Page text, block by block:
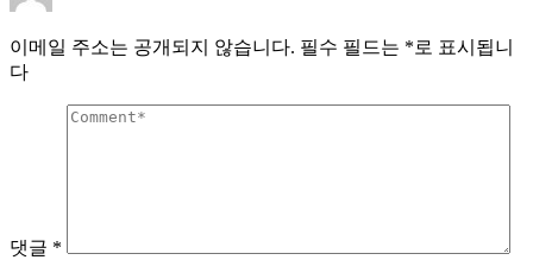
이메일 주소는 공개되지 않습니다. 필수 필드는 *로 표시됩니
다
댓글 *